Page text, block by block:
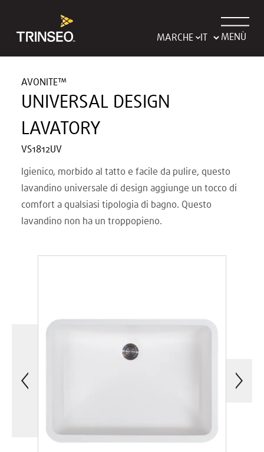
MARCHE MENÙ
AVONITE™
UNIVERSAL DESIGN
LAVATORY
VS1812UV
Igienico, morbido al tatto e facile da pulire, questo
lavandino universale di design aggiunge un tocco di
comfort a qualsiasi tipologia di bagno. Questo
lavandino non ha un troppopieno.